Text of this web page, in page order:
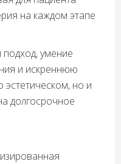
на каждом этапе
умение
и искреннюю
эстетическом, но и
долгосрочное